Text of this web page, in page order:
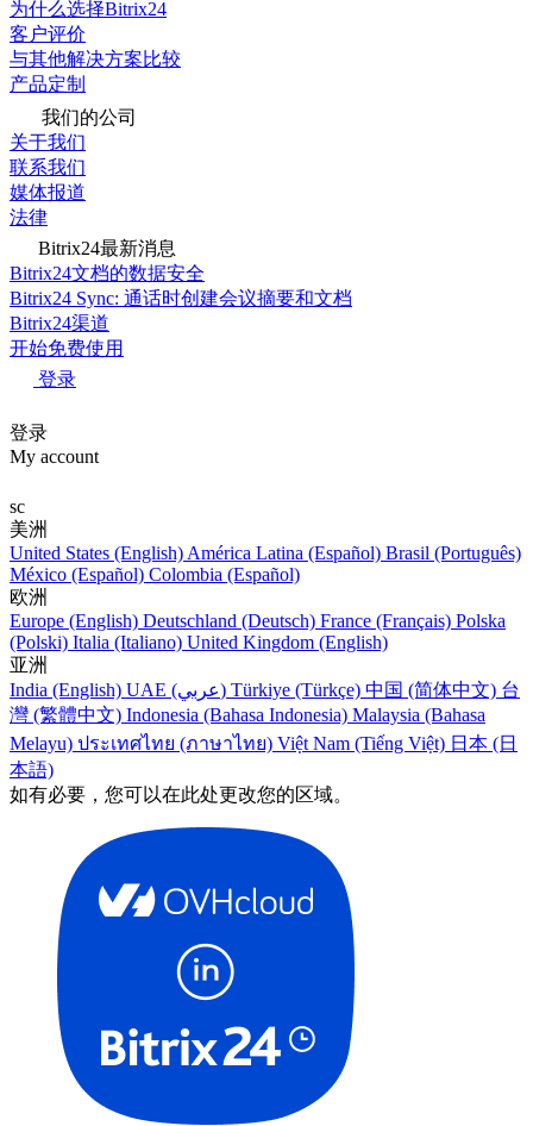
为什么选择Bitrix24
客户评价
与其他解决方案比较
产品定制
我们的公司
关于我们
联系我们
媒体报道
法律
Bitrix24最新消息
Bitrix24文档的数据安全
Bitrix24 Sync: 通话时创建会议摘要和文档
Bitrix24渠道
开始免费使用
登录
登录
My account
sc
美洲
United States (English) América Latina (Español) Brasil (Português)
México (Español) Colombia (Español)
欧洲
Europe (English) Deutschland (Deutsch) France (Français) Polska
(Polski) Italia (Italiano) United Kingdom (English)
亚洲
India (English)
UAE (عربي) Türkiye (Türkçe) 中国 (简体中文) 台
灣 (繁體中文) Indonesia (Bahasa Indonesia) Malaysia (Bahasa
Melayu) ประเทศไทย (ภาษาไทย) Việt Nam (Tiếng Việt) 日本 (日
本語)
如有必要，您可以在此处更改您的区域。